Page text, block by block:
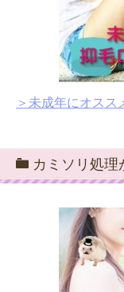
＞未成年にオスス
カミソリ処理